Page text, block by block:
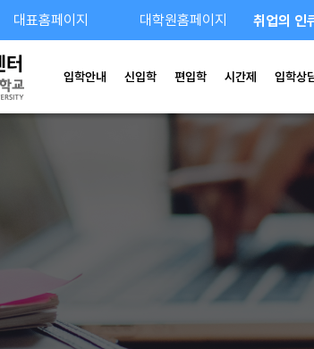
대표홈페이지 대학원홈페이지 취업의 인
입학안내 신입학 편입학 시간제 입학상